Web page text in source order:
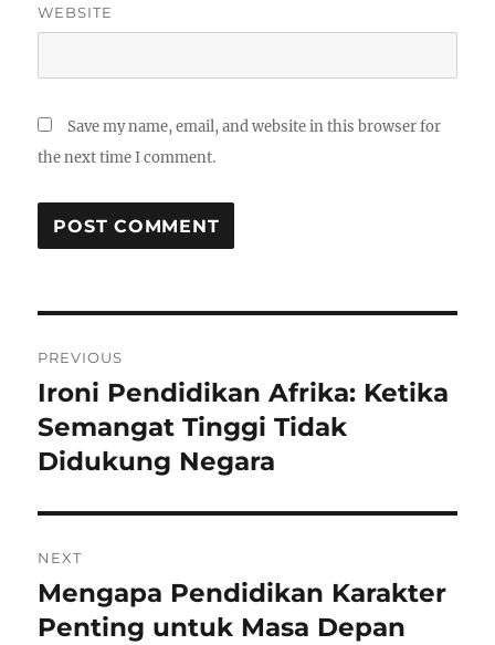
WEBSITE
Save my name, email, and website in this browser for
the next time I comment.
navigation
PREVIOUS
Previous
post:
Ironi Pendidikan Afrika: Ketika
Semangat Tinggi Tidak
Didukung Negara
NEXT
Next
post:
Mengapa Pendidikan Karakter
Penting untuk Masa Depan